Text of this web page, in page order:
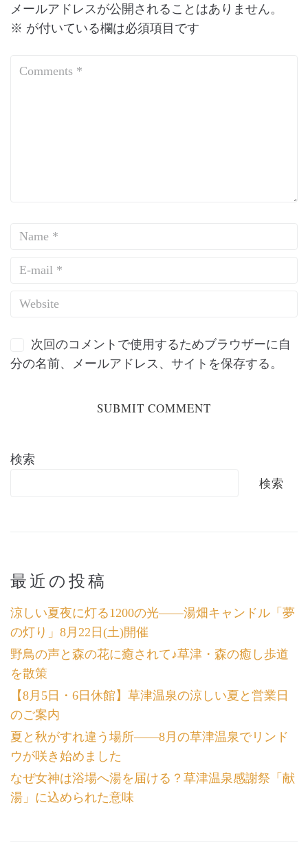
メールアドレスが公開されることはありません。
※ が付いている欄は必須項目です
次回のコメントで使用するためブラウザーに自
分の名前、メールアドレス、サイトを保存する。
検索
検索
最近の投稿
涼しい夏夜に灯る1200の光――湯畑キャンドル「夢
の灯り」8月22日(土)開催
野鳥の声と森の花に癒されて♪草津・森の癒し歩道
を散策
【8月5日・6日休館】草津温泉の涼しい夏と営業日
のご案内
夏と秋がすれ違う場所――8月の草津温泉でリンド
ウが咲き始めました
なぜ女神は浴場へ湯を届ける？草津温泉感謝祭「献
湯」に込められた意味